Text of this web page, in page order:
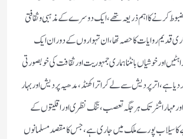
کرنے کا اہم ذریعہ تھے،ایک دوسرے کے مذہبی و ثقافتی
قدیم روایات کا حصہ تھا،ان تہواروں کے دوران ایک
اور خوشیاں بانٹنا ہماری جمہوریت اور ثقافت کی خوبصورتی
ہے،اتر پردیش سے لے کر اترا کھنڈ،مدھیہ پردیش اور بہار
مہاراشٹر تک ہر جگہ تعصب،تنگ نظری اور اقلیتوں کے
کا سیلاب پورے ملک میں جاری ہے،جس کا مقصد مسلمانوں